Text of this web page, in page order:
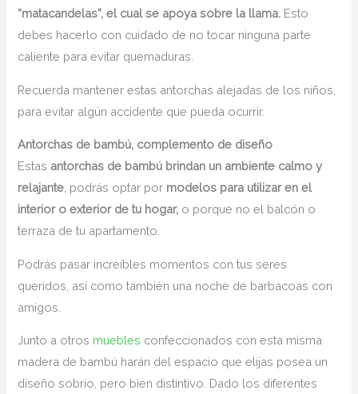
“matacandelas”, el cual se apoya sobre la llama. Esto
debes hacerlo con cuidado de no tocar ninguna parte
caliente para evitar quemaduras.
Recuerda mantener estas antorchas alejadas de los niños,
para evitar algún accidente que pueda ocurrir.
Antorchas de bambú, complemento de diseño
Estas antorchas de bambú brindan un ambiente calmo y
relajante , podrás optar por modelos para utilizar en el
interior o exterior de tu hogar, o porque no el balcón o
terraza de tu apartamento.
Podrás pasar increíbles momentos con tus seres
queridos, así como también una noche de barbacoas con
amigos.
Junto a otros muebles confeccionados con esta misma
madera de bambú harán del espacio que elijas posea un
diseño sobrio, pero bien distintivo. Dado los diferentes